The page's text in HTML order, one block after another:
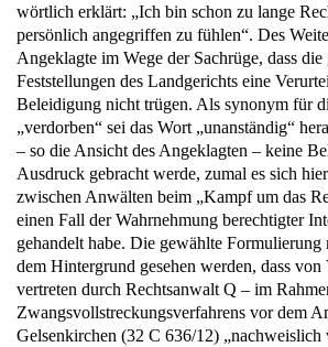
wörtlich erklärt: „Ich bin schon zu lange
persönlich angegriffen zu fühlen“. Des
Angeklagte im Wege der Sachrüge, dass die
Feststellungen des Landgerichts eine
Beleidigung nicht trügen. Als synonym für
„verdorben“ sei das Wort „unanständig“
– so die Ansicht des Angeklagten – keine
Ausdruck gebracht werde, zumal es sich
zwischen Anwälten beim „Kampf um das
einen Fall der Wahrnehmung berechtigter
gehandelt habe. Die gewählte Formulierung
dem Hintergrund gesehen werden, dass von
vertreten durch Rechtsanwalt Q – im
Zwangsvollstreckungsverfahrens vor dem
Gelsenkirchen (32 C 636/12) „nachweislich